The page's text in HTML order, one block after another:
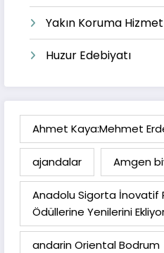
Yakın Koruma
Huzur Edebiyatı
Ahmet Kaya:Mehmet
ajandalar Amgen
Anadolu Sigorta İnovatif
Ödüllerine Yenilerini
andarin Oriental Bodrum